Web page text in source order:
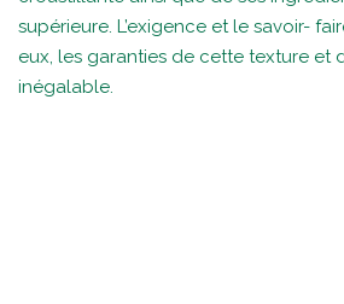
supérieure. L’exigence et le savoir-
eux, les garanties de cette texture et
inégalable.